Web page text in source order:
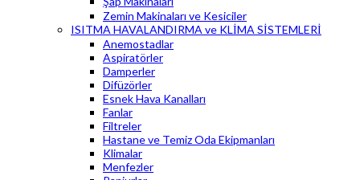
Zemin Makinaları ve Kesiciler
ISITMA HAVALANDIRMA ve KLİMA SİSTEMLERİ
Anemostadlar
Aspiratörler
Damperler
Difüzörler
Esnek Hava Kanalları
Fanlar
Filtreler
Hastane ve Temiz Oda Ekipmanları
Klimalar
Menfezler